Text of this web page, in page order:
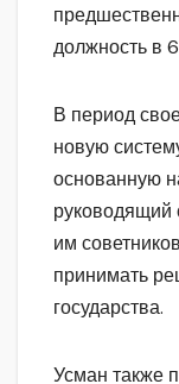
должность в
В период
новую
основанную
руководящий
им
принимать
государства.
Усман также